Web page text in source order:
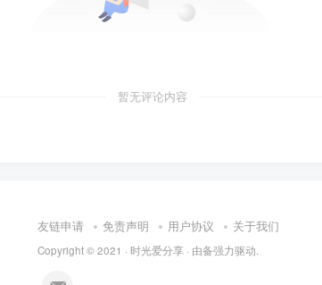
暂无评论内容
友链申请 免责声明 用户协议 关于我们
Copyright © 2021 · 时光爱分享 · 由备强力驱动.